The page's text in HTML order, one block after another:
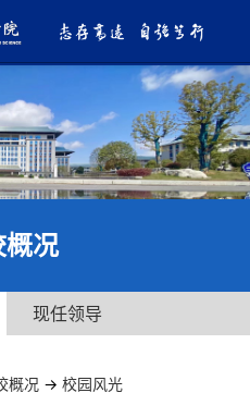
概况
现任领导
概况 ->校园风光